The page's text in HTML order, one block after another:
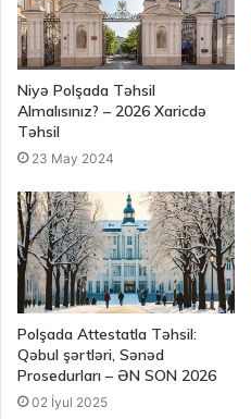
Niyə Polşada Təhsil
Almalısınız? – 2026 Xaricdə
Təhsil
23 May 2024
Polşada Attestatla Təhsil:
Qəbul şərtləri, Sənəd
Prosedurları – ƏN SON 2026
02 İyul 2025